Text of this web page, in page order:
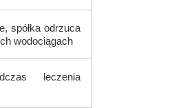
spółka odrzuca
wodociągach
leczenia